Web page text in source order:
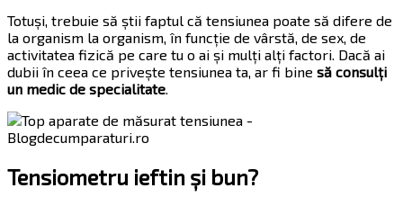
Totuși, trebuie să știi faptul că tensiunea poate să difere de
la organism la organism, în funcție de vârstă, de sex, de
activitatea fizică pe care tu o ai și mulți alți factori. Dacă ai
dubii în ceea ce privește tensiunea ta, ar fi bine să consulți
un medic de specialitate.
Tensiometru ieftin și bun?